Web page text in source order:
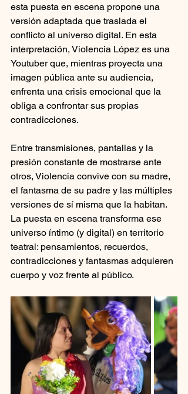
esta puesta en escena propone una
versión adaptada que traslada el
conflicto al universo digital. En esta
interpretación, Violencia López es una
Youtuber que, mientras proyecta una
imagen pública ante su audiencia,
enfrenta una crisis emocional que la
obliga a confrontar sus propias
contradicciones.
Entre transmisiones, pantallas y la
presión constante de mostrarse ante
otros, Violencia convive con su madre,
el fantasma de su padre y las múltiples
versiones de sí misma que la habitan.
La puesta en escena transforma ese
universo íntimo (y digital) en territorio
teatral: pensamientos, recuerdos,
contradicciones y fantasmas adquieren
cuerpo y voz frente al público.